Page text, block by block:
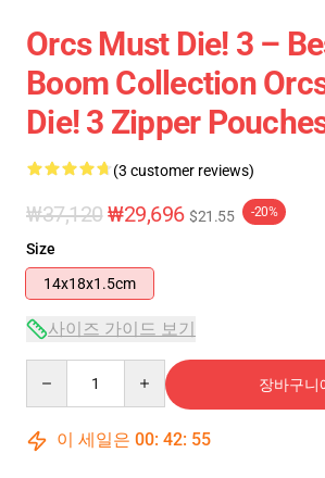
Orcs Must Die! 3 –
Boom Collection
Die! 3 Zipper
(3 customer reviews)
₩37,120₩29,696 $21.55 -20%
Size
14x18x1.5cm
사이즈 가이드 보기
장바구니
이 세일은 00: 42: 55